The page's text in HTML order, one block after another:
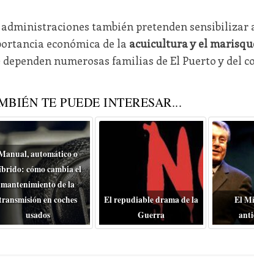
administraciones también pretenden sensibilizar
económica de la acuicultura y el
dependen numerosas familias de El Puerto y del
TE PUEDE INTERESAR...
automático o
cómo cambia el
mantenimiento de la
en coches
usados
El repudiable drama de la
Guerra
El